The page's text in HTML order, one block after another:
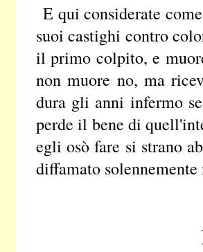
E qui considerate
suoi castighi contro
il primo colpito, e
non muore no, ma
dura gli anni infermo
perde il bene di
egli osò fare si strano
diffamato